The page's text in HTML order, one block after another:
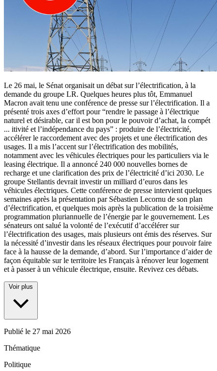
Le 26 mai, le Sénat organisait un débat sur l’électrification, à la
demande du groupe LR. Quelques heures plus tôt, Emmanuel
Macron avait tenu une conférence de presse sur l’électrification. Il a
présenté trois axes d’effort pour “rendre le passage à l’électrique
naturel et désirable, car il est bon pour le pouvoir d’achat, la compét
... itivité et l’indépendance du pays” : produire de l’électricité,
accélérer le raccordement avec des projets et une électrification des
usages. Il a mis l’accent sur l’électrification des mobilités,
notamment avec les véhicules électriques pour les particuliers via le
leasing électrique. Il a annoncé 240 000 nouvelles bornes de
recharge et une clarification des prix de l’électricité d’ici 2030. Le
groupe Stellantis devrait investir un milliard d’euros dans les
véhicules électriques. Cette conférence de presse intervient quelques
semaines après la présentation par Sébastien Lecornu de son plan
d’électrification, et quelques mois après la publication de la troisième
programmation pluriannuelle de l’énergie par le gouvernement. Les
sénateurs ont salué la volonté de l’exécutif d’accélérer sur
l’électrification des usages, mais plusieurs ont émis des réserves. Sur
la nécessité d’investir dans les réseaux électriques pour pouvoir faire
face à la hausse de la demande, d’abord. Sur l’importance d’aider de
façon équitable sur le territoire les Français à rénover leur logement
et à passer à un véhicule électrique, ensuite. Revivez ces débats.
Voir plus
Publié le 27 mai 2026
Thématique
Politique